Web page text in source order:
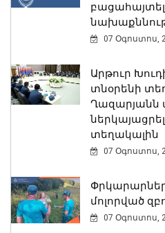
07 Օգոստոս,
Արթուր
տնօրենի
Ղազարյանն
տեղակալին
07 Օգոստոս,
մոլորված
07 Օգոստոս,